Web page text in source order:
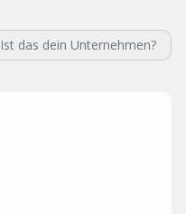
Ist das dein Unternehmen?